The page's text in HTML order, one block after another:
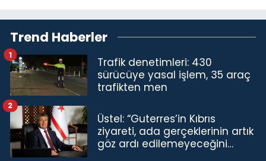
Trend Haberler
Trafik denetimleri: 430
sürücüye yasal işlem, 35 araç
trafikten men
1
Üstel: “Guterres’in Kıbrıs
ziyareti, ada gerçeklerinin artık
göz ardı edilemeyeceğini
2